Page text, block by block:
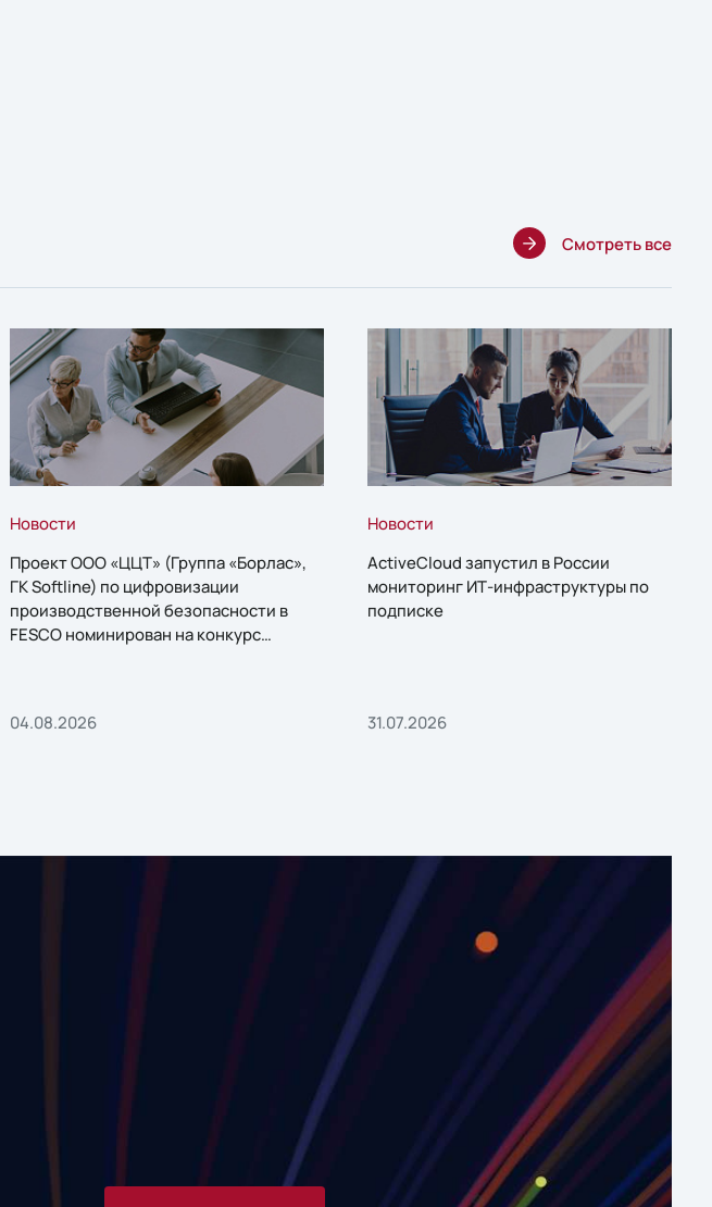
Смотреть все
Новости
Проект ООО «ЦЦТ» (Группа «Борлас»,
ГК Softline) по цифровизации
производственной безопасности в
FESCO номинирован на конкурс
04.08.2026
Новости
ActiveCloud запустил в России
мониторинг ИТ-инфраструктуры по
подписке
31.07.2026